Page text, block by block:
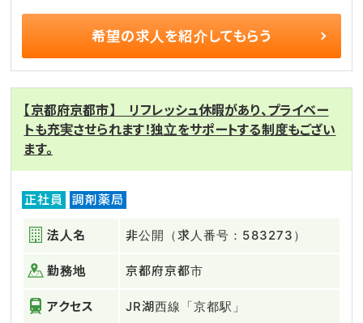
希望の求人を紹介してもらう
【京都府京都市】 リフレッシュ休暇があり、プライベー
トも充実させられます！独立をサポートする制度もござい
ます。
正社員 調剤薬局
法人名 非公開（求人番号：583273）
勤務地 京都府京都市
アクセス JR湖西線「京都駅」